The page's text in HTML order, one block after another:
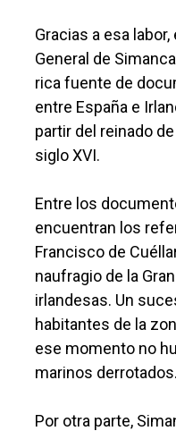
Gracias a esa
General de
rica fuente de
entre España e
partir del reinado
siglo XVI.
Entre los
encuentran los
Francisco de
naufragio de la
irlandesas. Un
habitantes de la
ese momento no
marinos derrotados.
Por otra parte,